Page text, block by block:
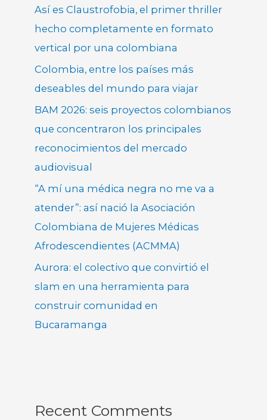
Así es Claustrofobia, el primer thriller
hecho completamente en formato
vertical por una colombiana
Colombia, entre los países más
deseables del mundo para viajar
BAM 2026: seis proyectos colombianos
que concentraron los principales
reconocimientos del mercado
audiovisual
“A mí una médica negra no me va a
atender”: así nació la Asociación
Colombiana de Mujeres Médicas
Afrodescendientes (ACMMA)
Aurora: el colectivo que convirtió el
slam en una herramienta para
construir comunidad en
Bucaramanga
Recent Comments